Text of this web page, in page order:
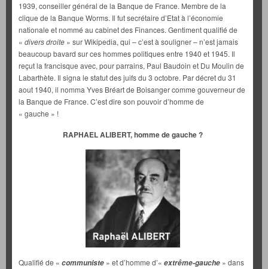
1939, conseiller général de la Banque de France. Membre de la
clique de la Banque Worms. Il fut secrétaire d’Etat à l’économie
nationale et nommé au cabinet des Finances. Gentiment qualifié de
« divers droite » sur Wikipedia, qui – c’est à souligner – n’est jamais
beaucoup bavard sur ces hommes politiques entre 1940 et 1945. Il
reçut la francisque avec, pour parrains, Paul Baudoin et Du Moulin de
Labarthète. Il signa le statut des juifs du 3 octobre. Par décret du 31
aout 1940, il nomma Yves Bréart de Boisanger comme gouverneur de
la Banque de France. C’est dire son pouvoir d’homme de
« gauche » !
RAPHAEL ALIBERT, homme de gauche ?
Qualifié de « communiste » et d’homme d’« extrême-gauche » dans